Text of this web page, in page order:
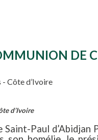
DE
d’Ivoire
Paul d’Abidjan